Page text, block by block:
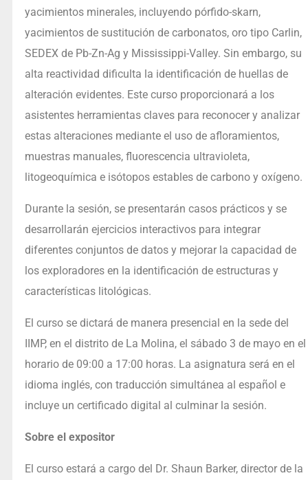
yacimientos minerales, incluyendo pórfido-skarn,
yacimientos de sustitución de carbonatos, oro tipo Carlin,
SEDEX de Pb-Zn-Ag y Mississippi-Valley. Sin embargo, su
alta reactividad dificulta la identificación de huellas de
alteración evidentes. Este curso proporcionará a los
asistentes herramientas claves para reconocer y analizar
estas alteraciones mediante el uso de afloramientos,
muestras manuales, fluorescencia ultravioleta,
litogeoquímica e isótopos estables de carbono y oxígeno.
Durante la sesión, se presentarán casos prácticos y se
desarrollarán ejercicios interactivos para integrar
diferentes conjuntos de datos y mejorar la capacidad de
los exploradores en la identificación de estructuras y
características litológicas.
El curso se dictará de manera presencial en la sede del
IIMP, en el distrito de La Molina, el sábado 3 de mayo en el
horario de 09:00 a 17:00 horas. La asignatura será en el
idioma inglés, con traducción simultánea al español e
incluye un certificado digital al culminar la sesión.
Sobre el expositor
El curso estará a cargo del Dr. Shaun Barker, director de la